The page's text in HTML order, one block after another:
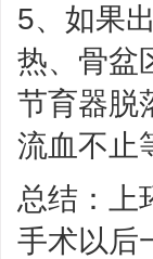
5、如果
热、骨盆
节育器脱
流血不止
总结：上
手术以后